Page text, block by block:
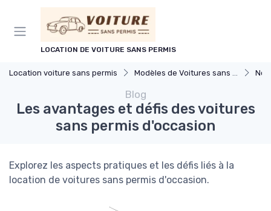
LOCATION DE VOITURE SANS PERMIS
Location voiture sans permis Modèles de Voitures sans Permis
Blog
Les avantages et défis des voitures
sans permis d'occasion
Explorez les aspects pratiques et les défis liés à la
location de voitures sans permis d'occasion.